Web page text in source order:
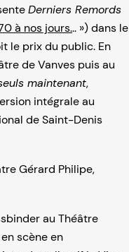
Derniers Remords
à nos jours... ») dans le
le prix du public. En
de Vanves puis au
maintenant,
intégrale au
de Saint-Denis
Gérard Philipe,
au Théâtre
scène en